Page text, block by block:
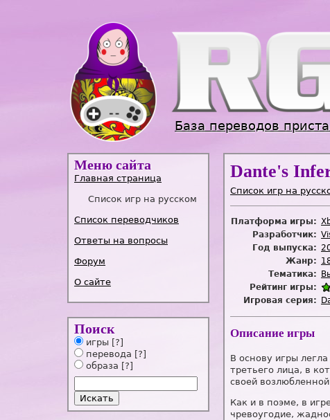
База переводов
Меню сайта
Главная страница
Список игр на русском
Список переводчиков
Ответы на вопросы
Форум
О сайте
Поиск
игры [?]
перевода [?]
образа [?]
Dante's
Список игр на
Платформа игры:
Разработчик:
Год выпуска:
Жанр:
Тематика:
Рейтинг игры:
Игровая серия:
Описание игры
В основу игры
третьего лица, в
своей
Как и в поэме, в
чревоугодие,